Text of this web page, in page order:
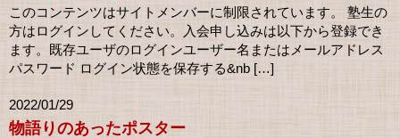
このコンテンツはサイトメンバーに制限されています。 塾生の
方はログインしてください。入会申し込みは以下から登録でき
ます。既存ユーザのログインユーザー名またはメールアドレス
パスワード ログイン状態を保存する&nb […]
2022/01/29
物語りのあったポスター